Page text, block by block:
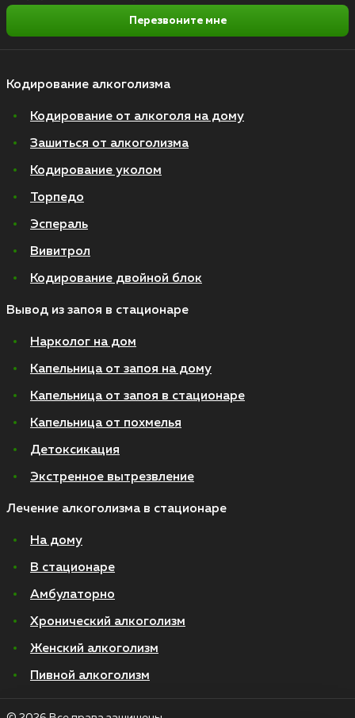
Кодирование алкоголизма
Кодирование от алкоголя на дому
Зашиться от алкоголизма
Кодирование уколом
Торпедо
Эспераль
Вивитрол
Кодирование двойной блок
Вывод из запоя в стационаре
Нарколог на дом
Капельница от запоя на дому
Капельница от запоя в стационаре
Капельница от похмелья
Детоксикация
Экстренное вытрезвление
Лечение алкоголизма в стационаре
На дому
В стационаре
Амбулаторно
Хронический алкоголизм
Женский алкоголизм
Пивной алкоголизм
Перезвоните мне